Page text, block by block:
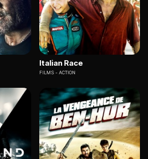
Italian Race
FILMS ACTION